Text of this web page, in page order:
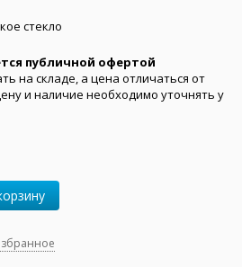
стекло
публичной офертой
на складе, а цена отличаться от
и наличие необходимо уточнять у